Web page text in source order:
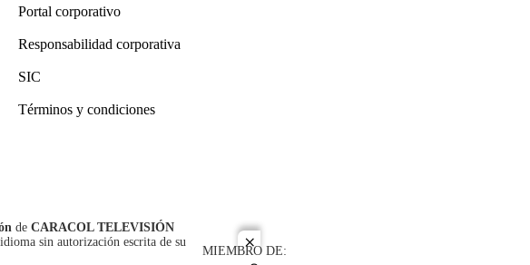
close
Portal corporativo
Responsabilidad corporativa
SIC
Términos y condiciones
de CARACOL TELEVISIÓN
sin autorización escrita de su
MIEMBRO DE: